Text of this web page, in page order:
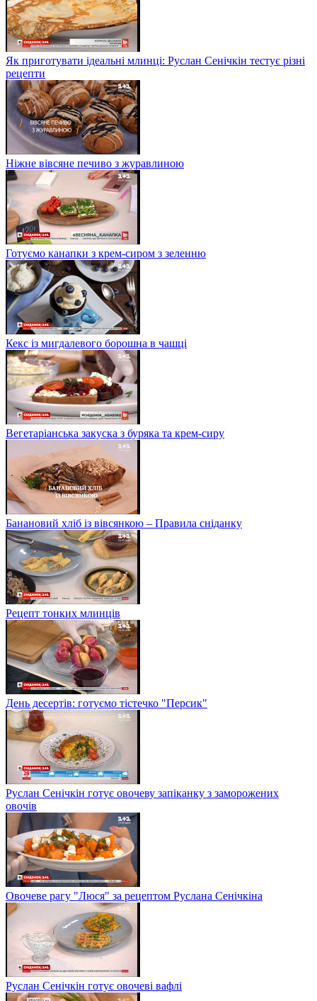
Як приготувати ідеальні млинці: Руслан Сенічкін тестує різні
рецепти
Ніжне вівсяне печиво з журавлиною
Готуємо канапки з крем-сиром з зеленню
Кекс із мигдалевого борошна в чашці
Вегетаріанська закуска з буряка та крем-сиру
Банановий хліб із вівсянкою – Правила сніданку
Рецепт тонких млинців
День десертів: готуємо тістечко "Персик"
Руслан Сенічкін готує овочеву запіканку з заморожених
овочів
Овочеве рагу "Люся" за рецептом Руслана Сенічкіна
Руслан Сенічкін готує овочеві вафлі